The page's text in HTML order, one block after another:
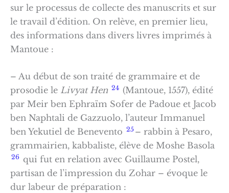
sur le processus de collecte des manuscrits et sur
le travail d’édition. On relève, en premier lieu,
des informations dans divers livres imprimés à
Mantoue :
– Au début de son traité de grammaire et de
prosodie le Livyat Hen 24 (Mantoue, 1557), édité
par Meir ben Ephraïm Sofer de Padoue et Jacob
ben Naphtali de Gazzuolo, l’auteur Immanuel
ben Yekutiel de Benevento 25 – rabbin à Pesaro,
grammairien, kabbaliste, élève de Moshe Basola
26 qui fut en relation avec Guillaume Postel,
partisan de l’impression du Zohar – évoque le
dur labeur de préparation :